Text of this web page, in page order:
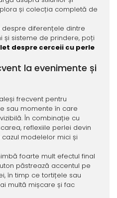
și colecția completă de
diferențele dintre
și sisteme de prindere, poți
despre cerceii cu perle
la evenimente și
frecvent pentru
sau momente în care
În combinație cu
reflexiile perlei devin
modelelor mici și
foarte mult efectul final
păstrează accentul pe
în timp ce tortițele sau
multă mișcare și fac